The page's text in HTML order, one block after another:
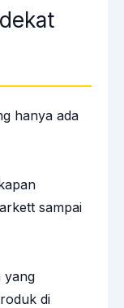
hanya ada
sampai
yang
di